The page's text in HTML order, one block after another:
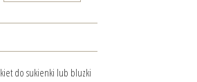
do sukienki lub bluzki